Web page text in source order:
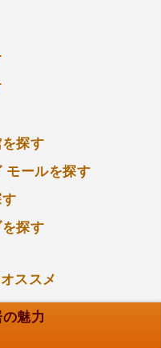
探す
モールを探す
探す
ススメ
魅力